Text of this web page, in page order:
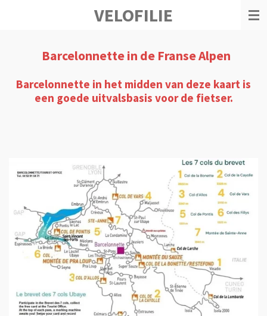
VELOFILIE
Barcelonnette in de Franse Alpen
Barcelonnette in het midden van deze kaart is
een goede uitvalsbasis voor de fietser.